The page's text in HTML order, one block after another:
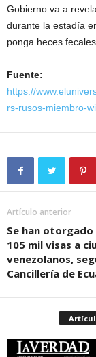
Gobierno va a
durante la estadía
ponga heces
Fuente:
https://
rs-rusos-miembro-
Artículo anterior
Se han otorgado
105 mil visas a
venezolanos,
Cancillería de